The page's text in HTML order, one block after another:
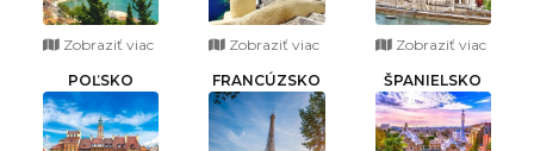
Zobraziť viac Zobraziť viac Zobraziť viac
POĽSKO FRANCÚZSKO ŠPANIELSKO